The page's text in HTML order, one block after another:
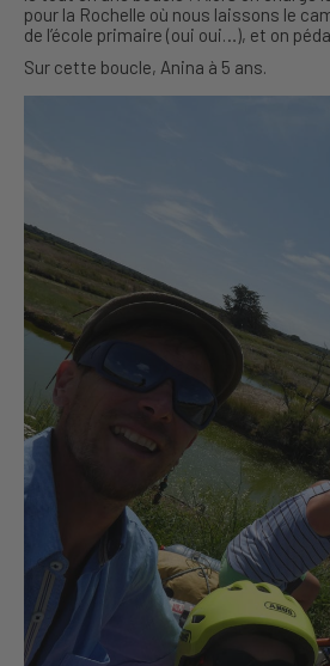
pour la Rochelle où nous laissons le
de l’école primaire (oui oui…), et on
Sur cette boucle, Anina à 5 ans.